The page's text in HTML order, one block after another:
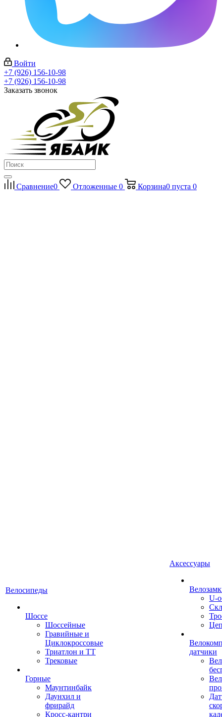
Войти
+7 (926) 156-10-98
+7 (926) 156-10-98
Заказать звонок
Сравнение0 Отложенные 0 Корзина0 пуста 0
Велосипеды
Шоссе
Шоссейные
Гравийные и
Циклокроссовые
Триатлон и ТТ
Трековые
Горные
Маунтинбайк
Даунхил и
фрирайд
Кросс-кантри
Аксессуары
U-
датчики